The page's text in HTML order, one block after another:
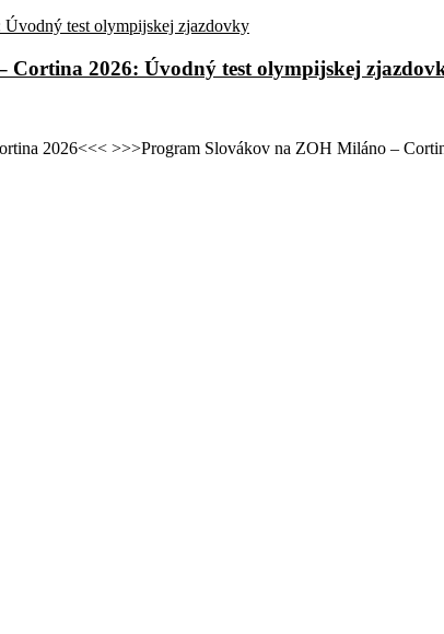
2026: Úvodný test olympijskej
2026<<< >>>Program Slovákov na ZOH Miláno –